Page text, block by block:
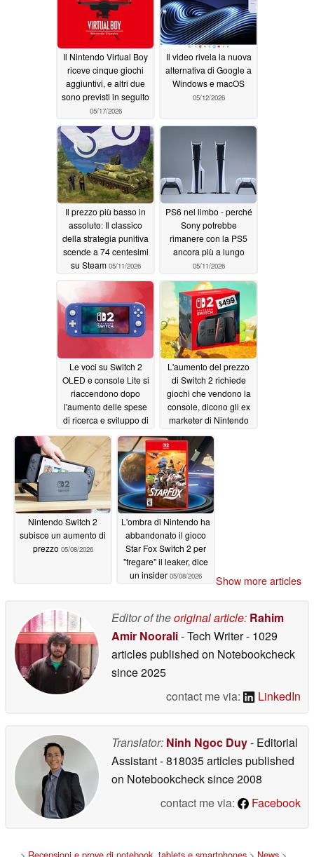
Il Nintendo Virtual Boy
riceve cinque giochi
aggiuntivi, e altri due
sono previsti in seguito
05/17/2026
Il video rivela la nuova
alternativa di Google a
Windows e macOS
05/12/2026
Il prezzo più basso in
assoluto: Il classico
della strategia punitiva
scende a 74 centesimi
su Steam 05/11/2026
PS6 nel limbo - perché
Sony potrebbe
rimanere con la PS5
ancora più a lungo
05/11/2026
Le voci su Switch 2
OLED e console Lite si
riaccendono dopo
l'aumento delle spese
di ricerca e sviluppo di
05/10/2026
L'aumento del prezzo
di Switch 2 richiede
giochi che vendono la
console, dicono gli ex
marketer di Nintendo
05/09/2026
Nintendo Switch 2
subisce un aumento di
prezzo 05/08/2026
L'ombra di Nintendo ha
abbandonato il gioco
Star Fox Switch 2 per
"fregare" il leaker, dice
un insider 05/08/2026 Show more articles
Editor of theoriginal article: Rahim
Amir Noorali- Tech Writer- 1029
articles published on Notebookcheck
since 2025
contact me via:
LinkedIn
Translator: Ninh Ngoc Duy- Editorial
Assistant- 818035 articles published
on Notebookchecksince 2008
contact me via:
Facebook
> Recensioni e prove di notebook, tablets e smartphones > News >